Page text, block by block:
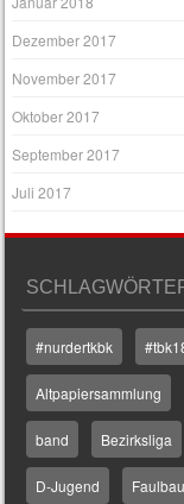
Dezember 2017
November 2017
Oktober 2017
September 2017
Juli 2017
#nurdertkbk
Altpapiersammlung
band Bezirksliga
D-Jugend